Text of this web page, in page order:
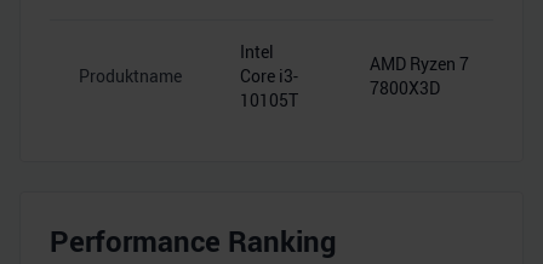
Produktname
Intel
Core i3-
10105T
AMD Ryzen 7
7800X3D
Performance Ranking